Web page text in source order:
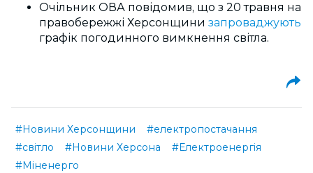
Очільник ОВА повідомив, що з 20 травня на
правобережжі Херсонщини запроваджують
графік погодинного вимкнення світла.
#Новини Херсонщини
#електропостачання
#світло
#Новини Херсона
#Електроенергія
#Міненерго